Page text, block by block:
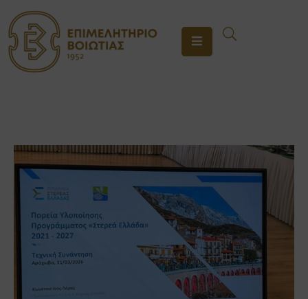
ΤΟ
ΕΠΙΜΕΛΗΤΗΡΙΟ
ΕΠΙΚΟΙΝΩΝΙΑ